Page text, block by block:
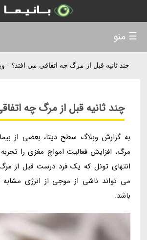
چند ثانیه قبل از مرگ چه اتفاقی می افتد؟ -
چند ثانیه قبل از مرگ چه
به گزارش وبلاگ سطح دیتا، بعضی از
مرگ، افزایش فعالیت امواج مغزی را
انتهای تونل که یک فرد درست قبل از
می تواند ناشی از موجی از انرژی
باشد.
☰ منو